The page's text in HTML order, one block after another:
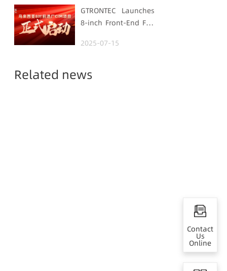
GTRONTEC Launches
8-inch Front-End Fab
Malaysia,
Semiconductor Smart
2025-07-15
Related news
Contact
Us
Online